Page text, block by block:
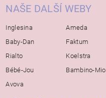
NAŠE DALŠÍ WEBY
Inglesina
Baby-Dan
Rialto
Bébé-Jou
Avova
Ameda
Faktum
Koelstra
Bambino-Mio